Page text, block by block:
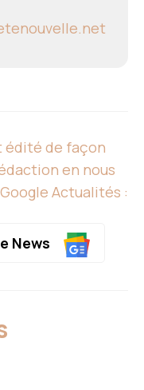
édité de façon
en nous
Actualités :
News